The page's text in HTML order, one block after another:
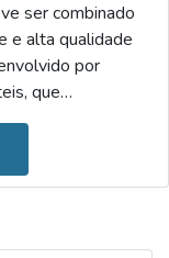
ser combinado
e alta qualidade
por
que
Diante desses
A DIAAs